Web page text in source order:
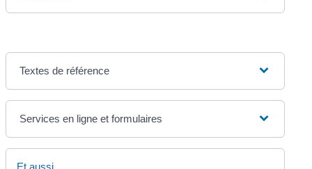
Textes de référence
Services en ligne et formulaires
Et aussi